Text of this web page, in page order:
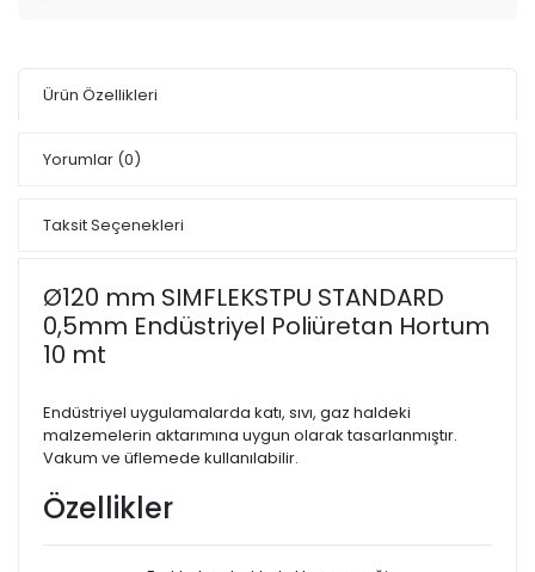
Ürün Özellikleri
Yorumlar (0)
Taksit Seçenekleri
Ø120 mm SIMFLEKSTPU STANDARD
0,5mm Endüstriyel Poliüretan Hortum
10 mt
Endüstriyel uygulamalarda katı, sıvı, gaz haldeki
malzemelerin aktarımına uygun olarak tasarlanmıştır.
Vakum ve üflemede kullanılabilir.
Özellikler